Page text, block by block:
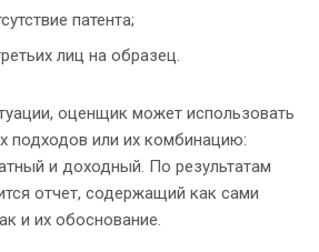
патента;
лиц на образец.
оценщик может использовать
подходов или их комбинацию:
и доходный. По результатам
отчет, содержащий как сами
и их обоснование.